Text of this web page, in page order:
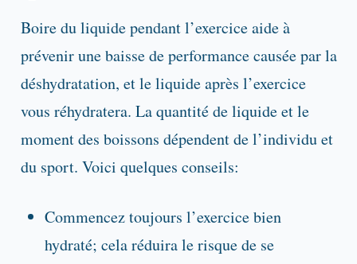
Boire du liquide pendant l’exercice aide à
prévenir une baisse de performance causée par la
déshydratation, et le liquide après l’exercice
vous réhydratera. La quantité de liquide et le
moment des boissons dépendent de l’individu et
du sport. Voici quelques conseils:
Commencez toujours l’exercice bien
hydraté; cela réduira le risque de se